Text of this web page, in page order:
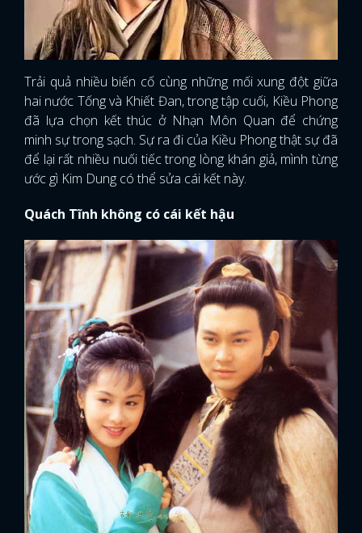
Trải quả nhiều biến cố cùng những mối xung đột giữa
hai nước Tống và Khiết Đan, trong tập cuối, Kiều Phong
đã lựa chọn kết thúc ở Nhạn Môn Quan để chứng
minh sự trong sạch. Sự ra đi của Kiều Phong thật sự đã
để lại rất nhiều nuối tiếc trong lòng khán giả, mình từng
ước gì Kim Dung có thể sửa cái kết này.
Quách Tĩnh không có cái kết hậu